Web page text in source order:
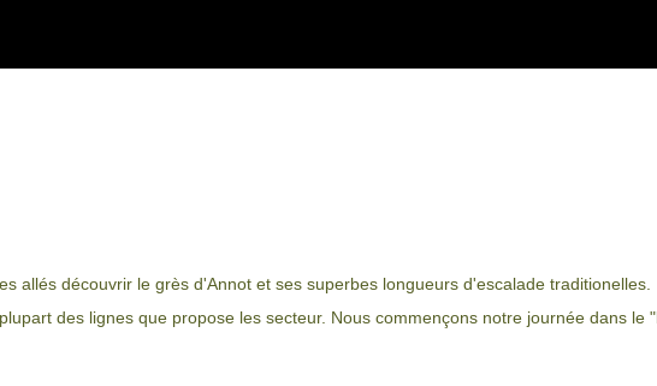
allés découvrir le grès d'Annot et ses superbes longueurs d'escalade traditionelles.
des lignes que propose les secteur. Nous commençons notre journée dans le "